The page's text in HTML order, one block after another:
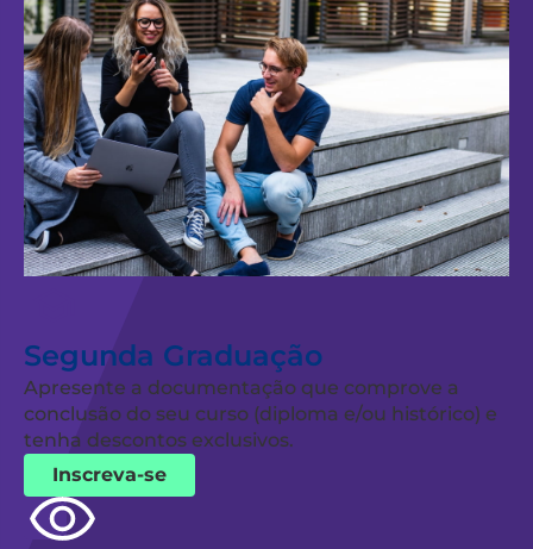
Segunda Graduação
Apresente a documentação que comprove a
conclusão do seu curso (diploma e/ou histórico) e
tenha descontos exclusivos.
Inscreva-se